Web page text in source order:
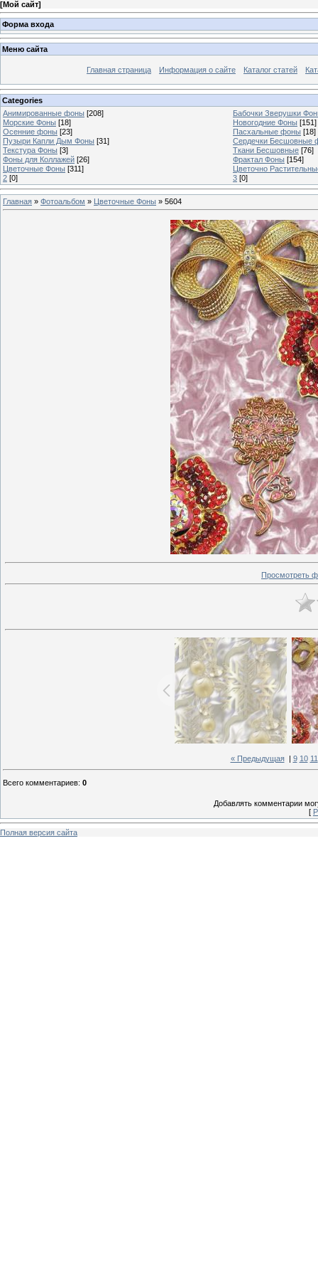
[Мой сайт]
Форма входа
Меню сайта
Главная страница Информация о сайте Каталог статей
Categories
Анимированные фоны [208]
Бабочки Зверушки
Морские Фоны [18] Новогодние Фоны [151]
Осенние фоны [23] Пасхальные фоны [18]
Пузыри Капли Дым Фоны [31]
Сердечки Бесшовные
Текстура Фоны [3] Ткани Бесшовные [76]
Фоны для Коллажей [26] Фрактал Фоны [154]
Цветочные Фоны [311]
Цветочно
2 [0] 3 [0]
Главная » Фотоальбом » Цветочные Фоны » 5604
Просмотреть
« Предыдущая| 9 10 11
Всего комментариев: 0
Добавлять комментарии
[
Полная версия сайта